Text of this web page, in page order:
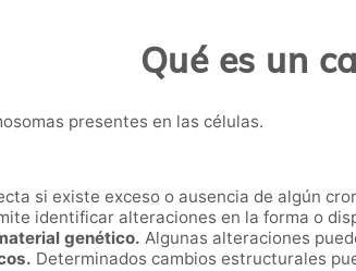
Qué es un
presentes en las células.
si existe exceso o ausencia de algún
identificar alteraciones en la forma o
genético. Algunas alteraciones
Determinados cambios estructurales